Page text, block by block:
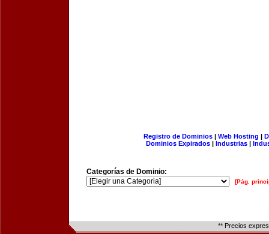
Registro de Dominios| Web Hosting |
Dominios Expirados | Industrias |
Categorías de Dominio:
[Pág.
** Precios